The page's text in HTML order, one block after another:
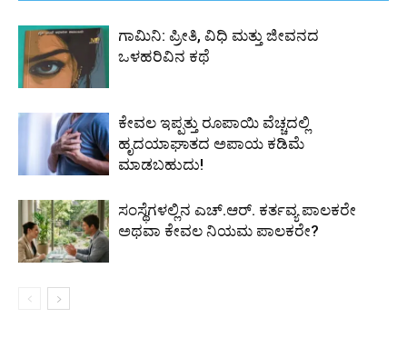
ಗಾಮಿನಿ: ಪ್ರೀತಿ, ವಿಧಿ ಮತ್ತು ಜೀವನದ
ಒಳಹರಿವಿನ ಕಥೆ
ಕೇವಲ ಇಪ್ಪತ್ತು ರೂಪಾಯಿ ವೆಚ್ಚದಲ್ಲಿ
ಹೃದಯಾಘಾತದ ಅಪಾಯ ಕಡಿಮೆ
ಮಾಡಬಹುದು!
ಸಂಸ್ಥೆಗಳಲ್ಲಿನ ಎಚ್.ಆರ್. ಕರ್ತವ್ಯ ಪಾಲಕರೇ
ಅಥವಾ ಕೇವಲ ನಿಯಮ ಪಾಲಕರೇ?